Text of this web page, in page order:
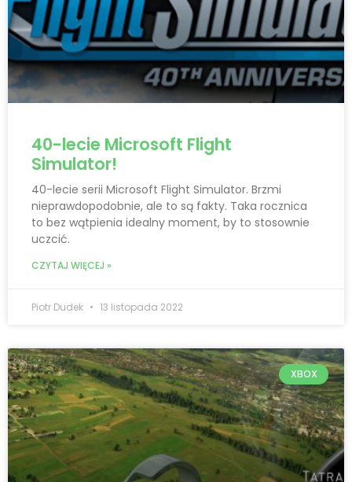
40-lecie Microsoft Flight
Simulator!
40-lecie serii Microsoft Flight Simulator. Brzmi
nieprawdopodobnie, ale to są fakty. Taka rocznica
to bez wątpienia idealny moment, by to stosownie
uczcić.
CZYTAJ WIĘCEJ »
Piotr Dudek 13 listopada 2022
XBOX